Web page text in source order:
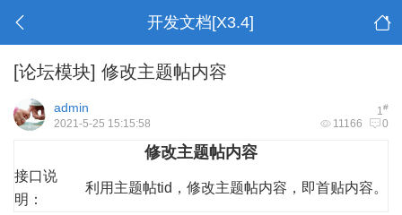
开发文档[X3.4]
[论坛模块] 修改主题帖内容
1#
admin
11166 0
2021-5-25 15:15:58
修改主题帖内容
接口说
明：
利用主题帖tid，修改主题帖内容，即首贴内容。